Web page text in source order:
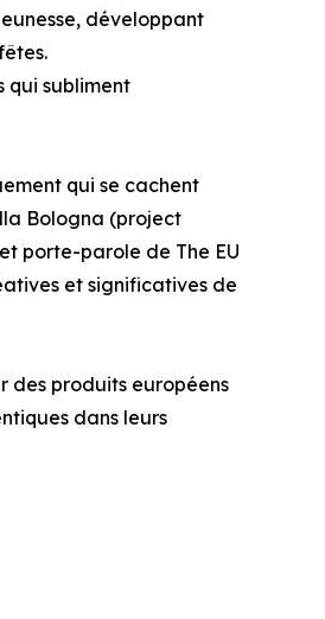
développant
qui subliment
qui se cachent
Bologna (project
porte-parole de The EU
et significatives de
des produits européens
dans leurs